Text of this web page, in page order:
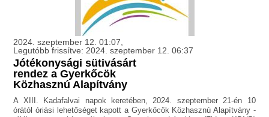
2024. szeptember 12. 01:07,
Legutóbb frissítve: 2024. szeptember 12. 06:37
Jótékonysági sütivásárt
rendez a Gyerkőcök
Közhasznú Alapítvány
A XIII. Kadafalvai napok keretében, 2024. szeptember 21-én 10
órától óriási lehetőséget kapott a Gyerkőcök Közhasznú Alapítvány -